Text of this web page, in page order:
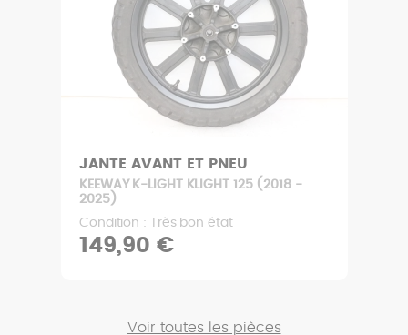
JANTE AVANT ET PNEU
KEEWAY K-LIGHT KLIGHT 125 (2018 -
2025)
Condition : Très bon état
149,90 €
Voir toutes les pièces